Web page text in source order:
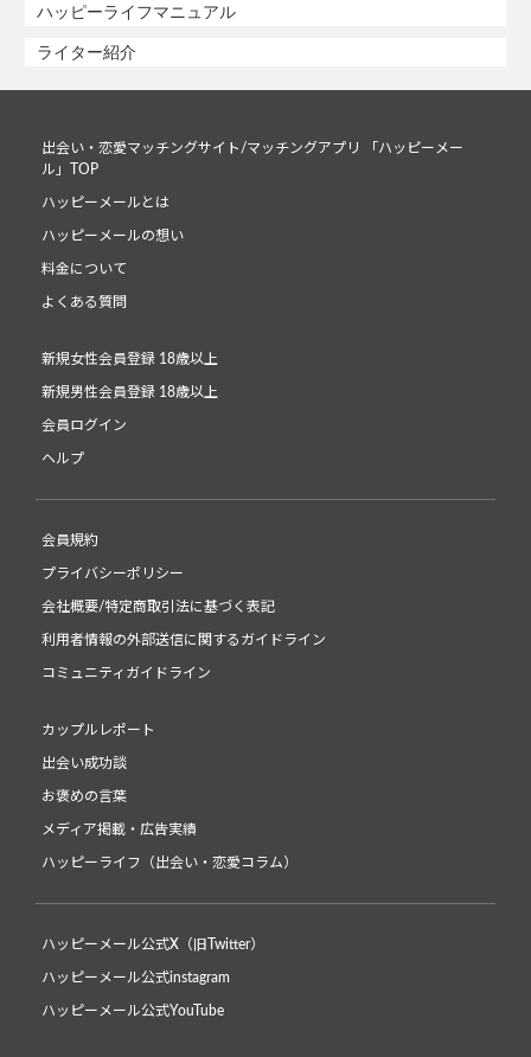
ハッピーライフマニュアル
ライター紹介
出会い・恋愛マッチングサイト/マッチングアプリ 「ハッピーメー
ル」TOP
ハッピーメールとは
ハッピーメールの想い
料金について
よくある質問
新規女性会員登録 18歳以上
新規男性会員登録 18歳以上
会員ログイン
ヘルプ
会員規約
プライバシーポリシー
会社概要/特定商取引法に基づく表記
利用者情報の外部送信に関するガイドライン
コミュニティガイドライン
カップルレポート
出会い成功談
お褒めの言葉
メディア掲載・広告実績
ハッピーライフ（出会い・恋愛コラム）
ハッピーメール公式X（旧Twitter）
ハッピーメール公式instagram
ハッピーメール公式YouTube